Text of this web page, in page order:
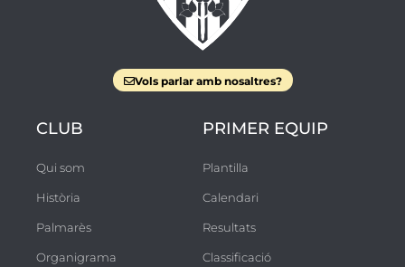
Vols parlar amb nosaltres?
CLUB
Qui som
Història
Palmarès
Organigrama
PRIMER EQUIP
Plantilla
Calendari
Resultats
Classificació